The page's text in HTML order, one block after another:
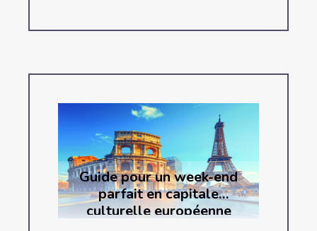
Guide pour un week-end
parfait en capitale
culturelle européenne